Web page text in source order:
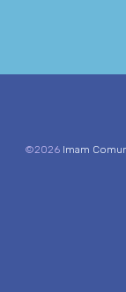
©2026 Imam